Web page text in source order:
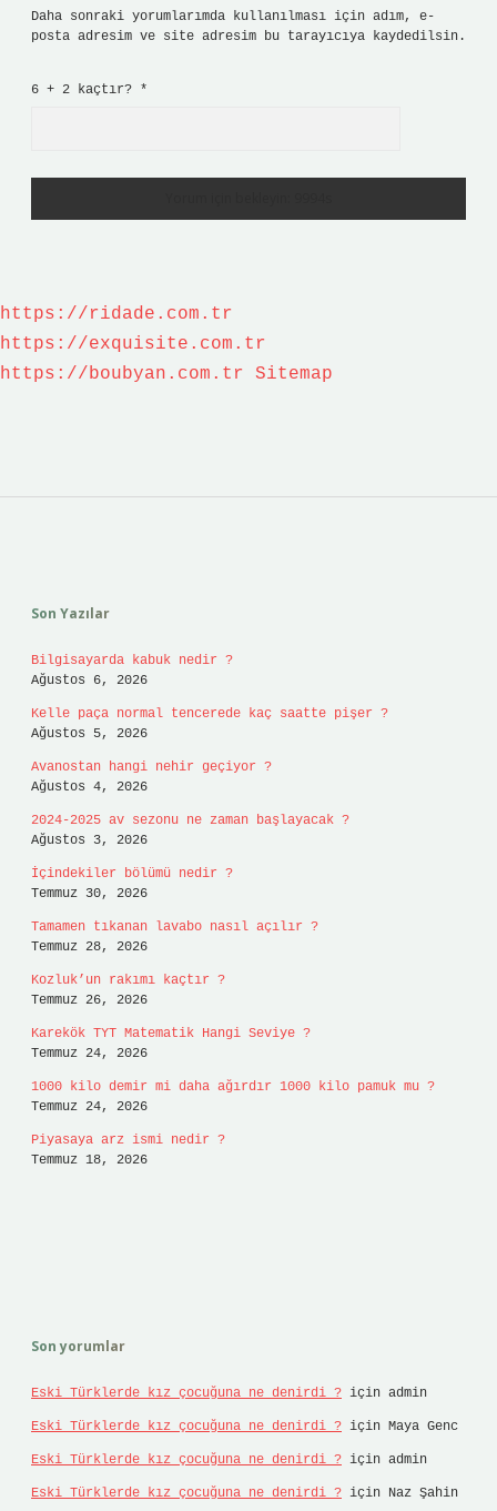
Daha sonraki yorumlarımda kullanılması için adım, e-
posta adresim ve site adresim bu tarayıcıya kaydedilsin.
6 + 2 kaçtır? *
https://ridade.com.tr
https://exquisite.com.tr
https://boubyan.com.tr
Sitemap
Son Yazılar
Bilgisayarda kabuk nedir ?
Ağustos 6, 2026
Kelle paça normal tencerede kaç saatte pişer ?
Ağustos 5, 2026
Avanostan hangi nehir geçiyor ?
Ağustos 4, 2026
2024-2025 av sezonu ne zaman başlayacak ?
Ağustos 3, 2026
İçindekiler bölümü nedir ?
Temmuz 30, 2026
Tamamen tıkanan lavabo nasıl açılır ?
Temmuz 28, 2026
Kozluk’un rakımı kaçtır ?
Temmuz 26, 2026
Karekök TYT Matematik Hangi Seviye ?
Temmuz 24, 2026
1000 kilo demir mi daha ağırdır 1000 kilo pamuk mu ?
Temmuz 24, 2026
Piyasaya arz ismi nedir ?
Temmuz 18, 2026
Son yorumlar
Eski Türklerde kız çocuğuna ne denirdi ? için admin
Eski Türklerde kız çocuğuna ne denirdi ? için Maya Genc
Eski Türklerde kız çocuğuna ne denirdi ? için admin
Eski Türklerde kız çocuğuna ne denirdi ? için Naz Şahin